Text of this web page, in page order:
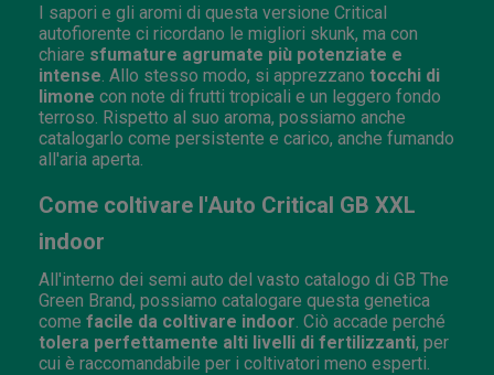
I sapori e gli aromi di questa versione Critical
autofiorente ci ricordano le migliori skunk, ma con
chiare sfumature agrumate più potenziate e
intense . Allo stesso modo, si apprezzano tocchi di
limone con note di frutti tropicali e un leggero fondo
terroso. Rispetto al suo aroma, possiamo anche
catalogarlo come persistente e carico, anche fumando
all'aria aperta.
Come coltivare l'Auto Critical GB XXL
indoor
All'interno dei semi auto del vasto catalogo di GB The
Green Brand, possiamo catalogare questa genetica
come facile da coltivare indoor . Ciò accade perché
tolera perfettamente alti livelli di fertilizzanti, per
cui è raccomandabile per i coltivatori meno esperti.